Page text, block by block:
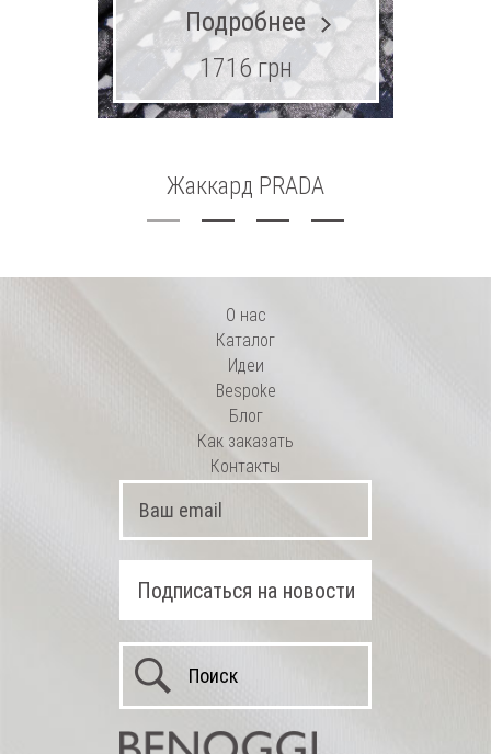
Жаккард PRADA
Подробнее
1716 грн
О нас
Каталог
Идеи
Bespoke
Блог
Как заказать
Контакты